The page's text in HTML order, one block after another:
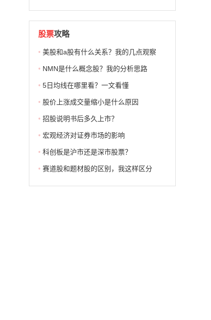
股票攻略
• 美股和a股有什么关系？我的几点观察
• NMN是什么概念股？我的分析思路
• 5日均线在哪里看？一文看懂
• 股价上涨成交量缩小是什么原因
• 招股说明书后多久上市？
• 宏观经济对证券市场的影响
• 科创板是沪市还是深市股票？
• 赛道股和题材股的区别，我这样区分